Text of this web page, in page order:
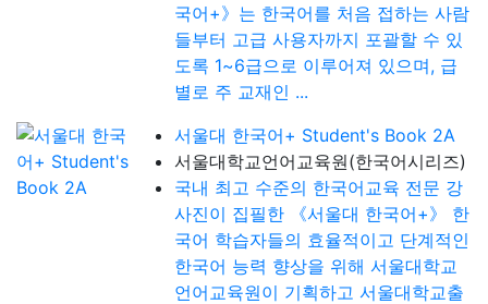
국어+》는 한국어를 처음 접하는 사람
들부터 고급 사용자까지 포괄할 수 있
도록 1~6급으로 이루어져 있으며, 급
별로 주 교재인 ...
서울대 한국어+ Student's Book 2A
서울대학교언어교육원(한국어시리즈)
국내 최고 수준의 한국어교육 전문 강
사진이 집필한 《서울대 한국어+》 한
국어 학습자들의 효율적이고 단계적인
한국어 능력 향상을 위해 서울대학교
언어교육원이 기획하고 서울대학교출